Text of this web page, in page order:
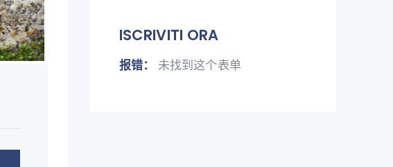
ISCRIVITI ORA
报错： 未找到这个表单